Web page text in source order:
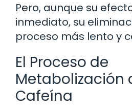
Pero, aunque su
inmediato, su
proceso más lento y
El Proceso de
Metabolización
Cafeína